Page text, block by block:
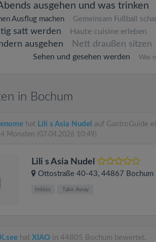
ausgehen und was trinken
Ausflug machen Gemeinsam Fußball
satt werden Haute cuisine erleben
ausgehen Nett draußen sitzen
Sehen und gesehen werden Was
in Bochum
hat Lili s Asia Nudel auf GastroGuide
Monaten (07.04.2026 10:49)
Lili s Asia Nudel
Ottostraße 40-43, 44867 Bochum
Imbiss Take Away
K.see hat XIAO in 44805 Bochum bewertet.